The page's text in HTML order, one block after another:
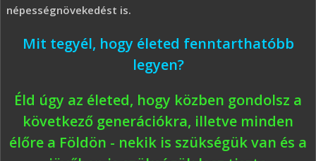
népességnövekedést is.
Mit tegyél, hogy életed fenntarthatóbb
legyen?
Éld úgy az életed, hogy közben gondolsz a
következő generációkra, illetve minden
élőre a Földön - nekik is szükségük van és a